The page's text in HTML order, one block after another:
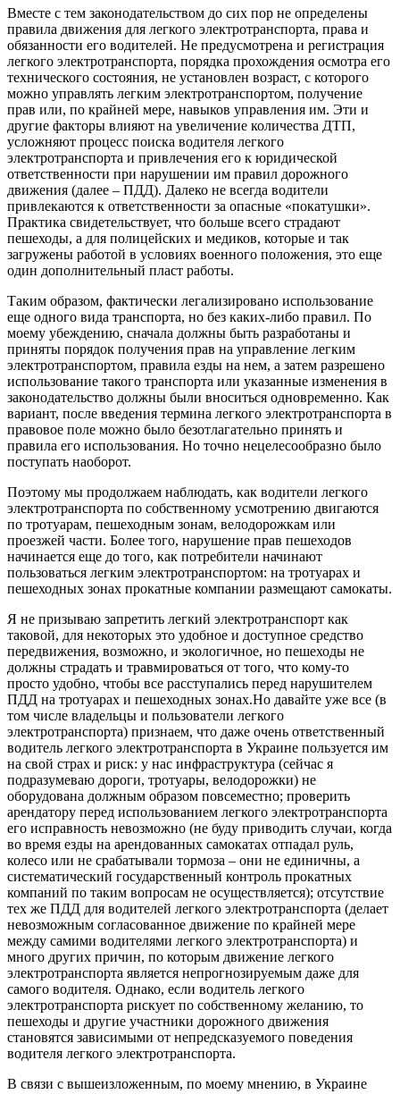
Вместе с тем законодательством до сих пор не определены
правила движения для легкого электротранспорта, права и
обязанности его водителей. Не предусмотрена и регистрация
легкого электротранспорта, порядка прохождения осмотра его
технического состояния, не установлен возраст, с которого
можно управлять легким электротранспортом, получение
прав или, по крайней мере, навыков управления им. Эти и
другие факторы влияют на увеличение количества ДТП,
усложняют процесс поиска водителя легкого
электротранспорта и привлечения его к юридической
ответственности при нарушении им правил дорожного
движения (далее – ПДД). Далеко не всегда водители
привлекаются к ответственности за опасные «покатушки».
Практика свидетельствует, что больше всего страдают
пешеходы, а для полицейских и медиков, которые и так
загружены работой в условиях военного положения, это еще
один дополнительный пласт работы.
Таким образом, фактически легализировано использование
еще одного вида транспорта, но без каких-либо правил. По
моему убеждению, сначала должны быть разработаны и
приняты порядок получения прав на управление легким
электротранспортом, правила езды на нем, а затем разрешено
использование такого транспорта или указанные изменения в
законодательство должны были вноситься одновременно. Как
вариант, после введения термина легкого электротранспорта в
правовое поле можно было безотлагательно принять и
правила его использования. Но точно нецелесообразно было
поступать наоборот.
Поэтому мы продолжаем наблюдать, как водители легкого
электротранспорта по собственному усмотрению двигаются
по тротуарам, пешеходным зонам, велодорожкам или
проезжей части. Более того, нарушение прав пешеходов
начинается еще до того, как потребители начинают
пользоваться легким электротранспортом: на тротуарах и
пешеходных зонах прокатные компании размещают самокаты.
Я не призываю запретить легкий электротранспорт как
таковой, для некоторых это удобное и доступное средство
передвижения, возможно, и экологичное, но пешеходы не
должны страдать и травмироваться от того, что кому-то
просто удобно, чтобы все расступались перед нарушителем
ПДД на тротуарах и пешеходных зонах.Но давайте уже все (в
том числе владельцы и пользователи легкого
электротранспорта) признаем, что даже очень ответственный
водитель легкого электротранспорта в Украине пользуется им
на свой страх и риск: у нас инфраструктура (сейчас я
подразумеваю дороги, тротуары, велодорожки) не
оборудована должным образом повсеместно; проверить
арендатору перед использованием легкого электротранспорта
его исправность невозможно (не буду приводить случаи, когда
во время езды на арендованных самокатах отпадал руль,
колесо или не срабатывали тормоза – они не единичны, а
систематический государственный контроль прокатных
компаний по таким вопросам не осуществляется); отсутствие
тех же ПДД для водителей легкого электротранспорта (делает
невозможным согласованное движение по крайней мере
между самими водителями легкого электротранспорта) и
много других причин, по которым движение легкого
электротранспорта является непрогнозируемым даже для
самого водителя. Однако, если водитель легкого
электротранспорта рискует по собственному желанию, то
пешеходы и другие участники дорожного движения
становятся зависимыми от непредсказуемого поведения
водителя легкого электротранспорта.
В связи с вышеизложенным, по моему мнению, в Украине